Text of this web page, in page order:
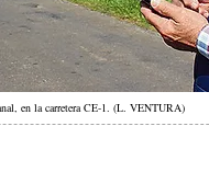
en la carretera CE-1. (L. VENTURA)